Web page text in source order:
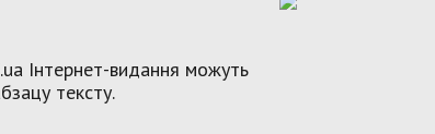
Інтернет-видання можуть
тексту.